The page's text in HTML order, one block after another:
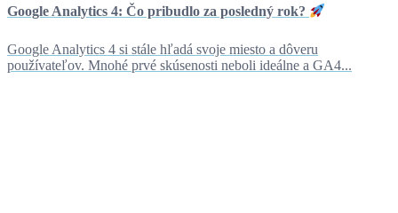
Google Analytics 4: Čo pribudlo za posledný rok?
Google Analytics 4 si stále hľadá svoje miesto a dôveru
používateľov. Mnohé prvé skúsenosti neboli ideálne a GA4...